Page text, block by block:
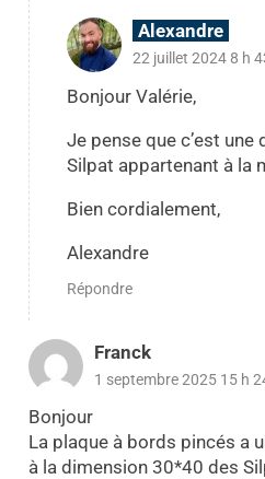
Alexandre
22 juillet 2024 8 h
Bonjour Valérie,
Je pense que c’est
Silpat appartenant à la
Bien cordialement,
Alexandre
Répondre
Franck
1 septembre 2025 15 h
Bonjour
La plaque à bords pincés a
à la dimension 30*40 des